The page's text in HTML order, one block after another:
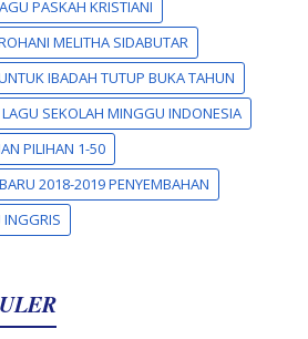
PASKAH KRISTIANI
MELITHA SIDABUTAR
IBADAH TUTUP BUKA TAHUN
LAGU SEKOLAH MINGGU INDONESIA
PILIHAN 1-50
2018-2019 PENYEMBAHAN